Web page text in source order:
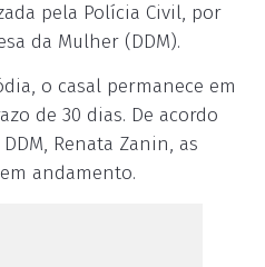
pela Polícia Civil, por
da Mulher (DDM).
o casal permanece em
de 30 dias. De acordo
Renata Zanin, as
andamento.